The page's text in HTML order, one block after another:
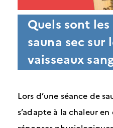
Quels sont
sauna sec
vaisseaux
Lors d’une séance de
s’adapte à la chaleur